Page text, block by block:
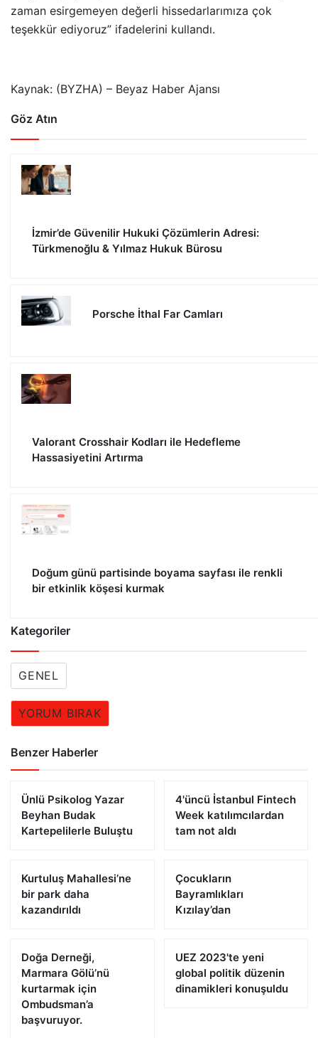
zaman esirgemeyen değerli hissedarlarımıza çok
teşekkür ediyoruz” ifadelerini kullandı.
Kaynak: (BYZHA) – Beyaz Haber Ajansı
Göz Atın
İzmir’de Güvenilir Hukuki Çözümlerin Adresi:
Türkmenoğlu & Yılmaz Hukuk Bürosu
Porsche İthal Far Camları
Valorant Crosshair Kodları ile Hedefleme
Hassasiyetini Artırma
Doğum günü partisinde boyama sayfası ile renkli
bir etkinlik köşesi kurmak
Kategoriler
GENEL
YORUM BIRAK
Benzer Haberler
Ünlü Psikolog Yazar
Beyhan Budak
Kartepelilerle Buluştu
4'üncü İstanbul Fintech
Week katılımcılardan
tam not aldı
Kurtuluş Mahallesi’ne
bir park daha
kazandırıldı
Çocukların
Bayramlıkları
Kızılay’dan
Doğa Derneği,
Marmara Gölü’nü
kurtarmak için
Ombudsman’a
başvuruyor.
UEZ 2023'te yeni
global politik düzenin
dinamikleri konuşuldu